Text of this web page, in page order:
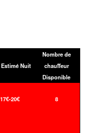
Nuit
Nombre de
chauffeur
Disponible
17€-20€ 8